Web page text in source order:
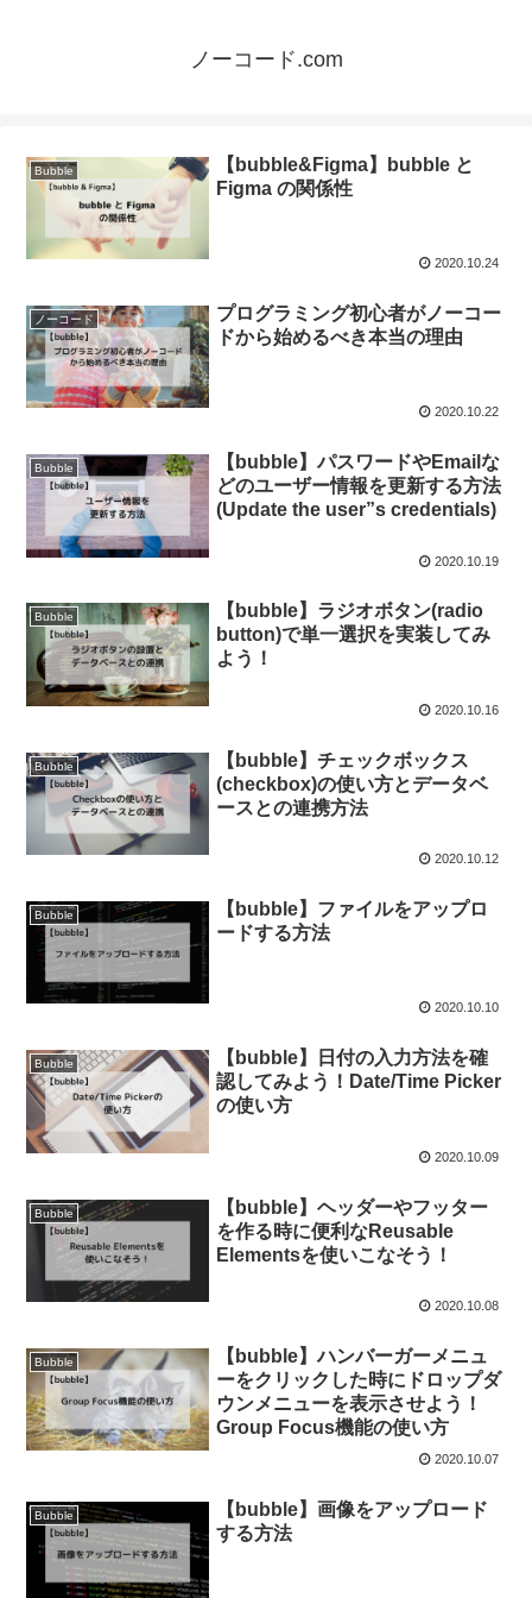
ノーコード.com
Bubble
【bubble&Figma】bubble と
Figma の関係性
2020.10.24
ノーコード
プログラミング初心者がノーコー
ドから始めるべき本当の理由
2020.10.22
Bubble
【bubble】パスワードやEmailな
どのユーザー情報を更新する方法
(Update the user”s credentials)
2020.10.19
Bubble
【bubble】ラジオボタン(radio
button)で単一選択を実装してみ
よう！
2020.10.16
Bubble
【bubble】チェックボックス
(checkbox)の使い方とデータベ
ースとの連携方法
2020.10.12
Bubble
【bubble】ファイルをアップロ
ードする方法
2020.10.10
Bubble
【bubble】日付の入力方法を確
認してみよう！Date/Time Picker
の使い方
2020.10.09
Bubble
【bubble】ヘッダーやフッター
を作る時に便利なReusable
Elementsを使いこなそう！
2020.10.08
Bubble
【bubble】ハンバーガーメニュ
ーをクリックした時にドロップダ
ウンメニューを表示させよう！
Group Focus機能の使い方
2020.10.07
Bubble
【bubble】画像をアップロード
する方法